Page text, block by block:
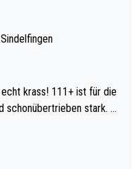
ist für die
stark. U